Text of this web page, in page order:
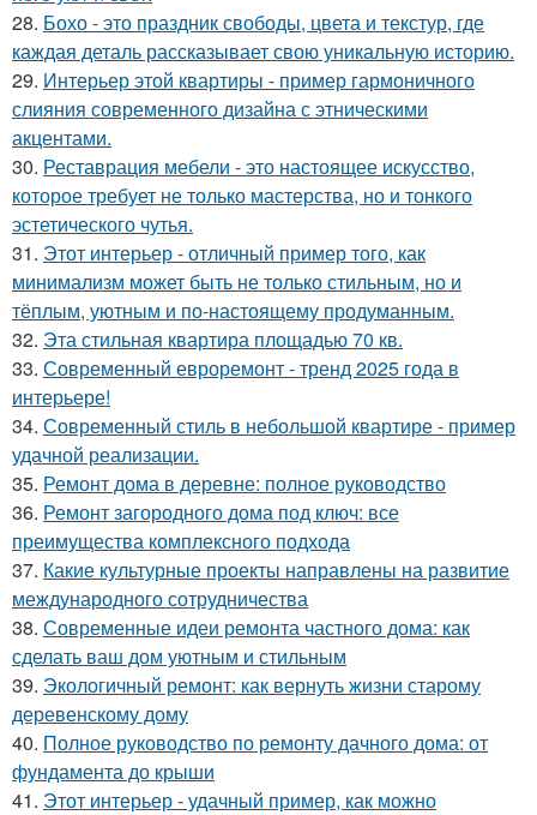
28. Бохо - это праздник свободы, цвета и текстур, где
каждая деталь рассказывает свою уникальную историю.
29. Интерьер этой квартиры - пример гармоничного
слияния современного дизайна с этническими
акцентами.
30. Реставрация мебели - это настоящее искусство,
которое требует не только мастерства, но и тонкого
эстетического чутья.
31. Этот интерьер - отличный пример того, как
минимализм может быть не только стильным, но и
тёплым, уютным и по-настоящему продуманным.
32. Эта стильная квартира площадью 70 кв.
33. Современный евроремонт - тренд 2025 года в
интерьере!
34. Современный стиль в небольшой квартире - пример
удачной реализации.
35. Ремонт дома в деревне: полное руководство
36. Ремонт загородного дома под ключ: все
преимущества комплексного подхода
37. Какие культурные проекты направлены на развитие
международного сотрудничества
38. Современные идеи ремонта частного дома: как
сделать ваш дом уютным и стильным
39. Экологичный ремонт: как вернуть жизни старому
деревенскому дому
40. Полное руководство по ремонту дачного дома: от
фундамента до крыши
41. Этот интерьер - удачный пример, как можно